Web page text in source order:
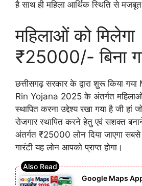
है साथ ही महिला आर्थिक स्थिति से
महिलाओं को मिलेगा
₹25000/- बिना
छत्तीसगढ़ सरकार के द्वारा शुरू किया
Rin Yojana 2025 के अंतर्गत
स्थापित करना उद्देश्य रखा गया है जी हां
रोजगार स्थापित करने हेतु एवं सशक्त
अंतर्गत ₹25000 लोन दिया जाएगा सबसे
गारंटी यह लोन आपको प्राप्त होगा।
Google Maps